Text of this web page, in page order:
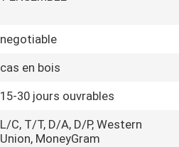
negotiable
cas en bois
15-30 jours ouvrables
L/C, T/T, D/A, D/P, Western
Union, MoneyGram